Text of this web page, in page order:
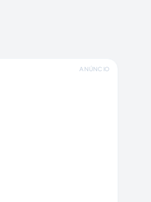
ANÚNCIO